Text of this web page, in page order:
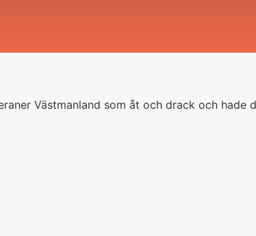
Västmanland som åt och drack och hade